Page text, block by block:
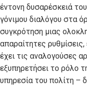
έντονη δυσαρέσκειά του
γόνιμου διαλόγου στα
συγκρότηση μιας
απαραίτητες
έχει τις αναλογούσες
εξυπηρετήσει το ρόλο
υπηρεσία του πολίτη –